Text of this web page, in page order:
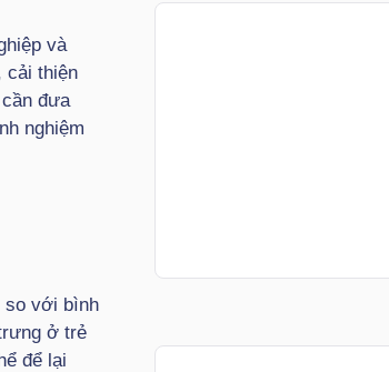
và
cải thiện
đưa
nghiệm
so với bình
ở trẻ
để lại